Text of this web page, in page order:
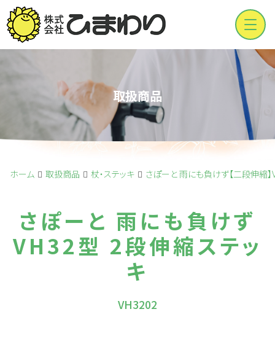
取扱商品
ホーム 取扱商品 杖・ステッキ さぽーと 雨にも負けず【二段伸縮】
さぽーと 雨にも負けず
VH32型 2段伸縮ステッ
キ
VH3202